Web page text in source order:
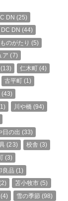
DN (25)
DN (44)
ものがたり (5)
ア (7)
(13) 仁木町 (4)
古平町 (1)
(43)
川や橋 (94)
日の出 (33)
(23) 校舎 (3)
(3)
良品 (1)
苫小牧市 (5)
雪の季節 (98)